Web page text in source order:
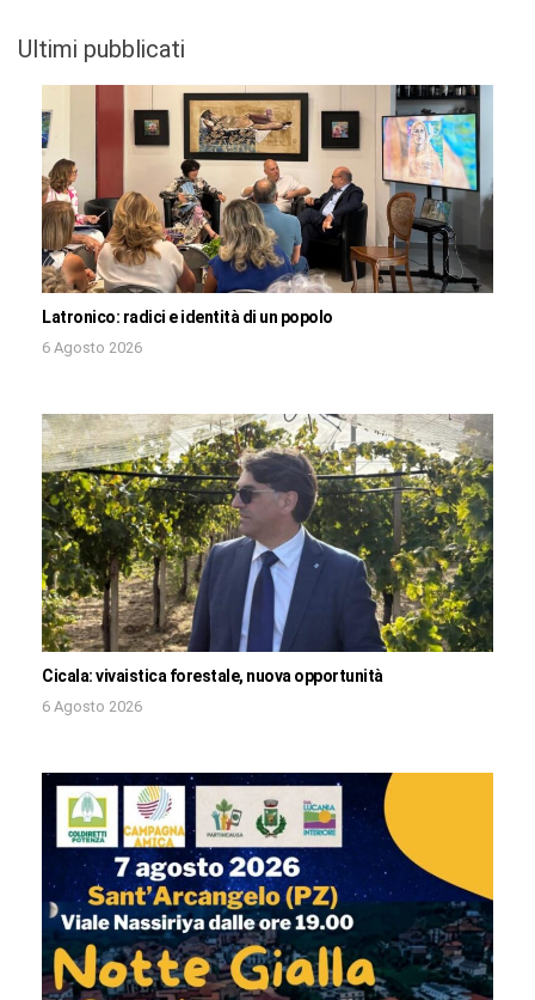
Ultimi pubblicati
Latronico: radici e identità di un popolo
6 Agosto 2026
Cicala: vivaistica forestale, nuova opportunità
6 Agosto 2026